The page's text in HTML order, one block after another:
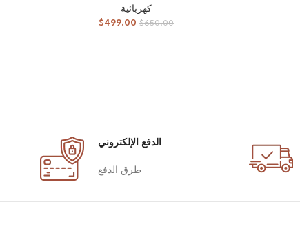
كهربائية
$650.00
$499.00
الدفع الإلكتروني
طرق الدفع